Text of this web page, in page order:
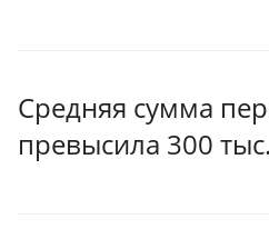
Средняя сумма
превысила 300